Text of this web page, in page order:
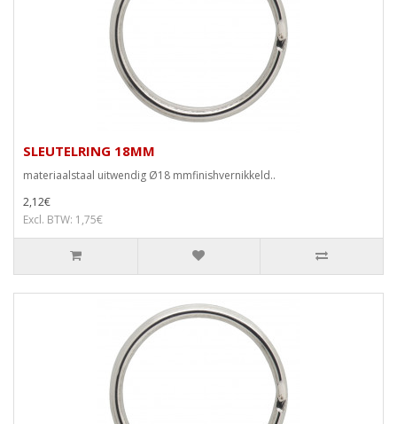
SLEUTELRING 18MM
materiaalstaal uitwendig Ø18 mmfinishvernikkeld..
2,12€
Excl. BTW: 1,75€